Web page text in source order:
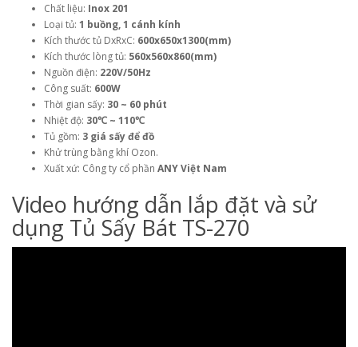
Chất liệu: Inox 201
Loại tủ: 1 buồng, 1 cánh kính
Kích thước tủ DxRxC: 600x650x1300(mm)
Kích thước lòng tủ: 560x560x860(mm)
Nguồn điện: 220V/50Hz
Công suất: 600W
Thời gian sấy: 30 ~ 60 phút
Nhiệt độ: 30℃ ~ 110℃
Tủ gồm: 3 giá sấy để đồ
Khử trùng bằng khí Ozon.
Xuất xứ: Công ty cổ phần ANY Việt Nam
Video hướng dẫn lắp đặt và sử
dụng Tủ Sấy Bát TS-270